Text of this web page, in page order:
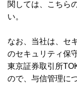
関しては、こちら
い。
なお、当社は、セ
のセキュリティ保
東京証券取引所
ので、与信管理に